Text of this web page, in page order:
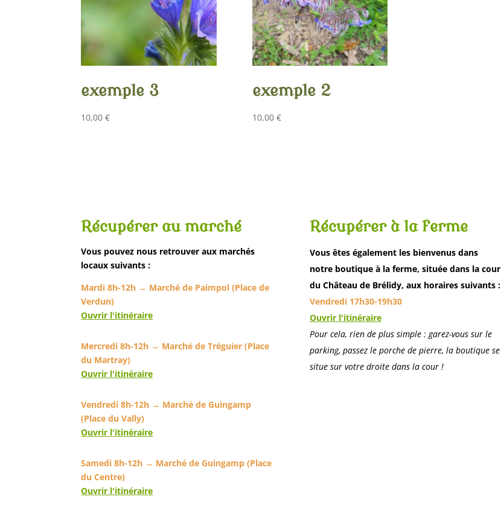
exemple 3
10,00€
exemple 2
10,00 €
Récupérer au marché
Vous pouvez nous retrouver aux marchés
locaux suivants :
Mardi 8h-12h → Marché de Paimpol (Place de
Verdun)
Ouvrir l'itinéraire
Mercredi 8h-12h → Marché de Tréguier (Place
du Martray)
Ouvrir l'itinéraire
Vendredi 8h-12h → Marché de Guingamp
(Place du Vally)
Ouvrir l'itinéraire
Samedi 8h-12h → Marché de Guingamp (Place
du Centre)
Ouvrir l'itinéraire
Récupérer à la ferme
Vous êtes également les bienvenus dans
notre boutique à la ferme, située dans la cour
du Château de Brélidy, aux horaires suivants :
Vendredi 17h30-19h30
Ouvrir l'itinéraire
Pour cela, rien de plus simple : garez-vous sur le
parking, passez le porche de pierre, la boutique se
situe sur votre droite dans la cour !